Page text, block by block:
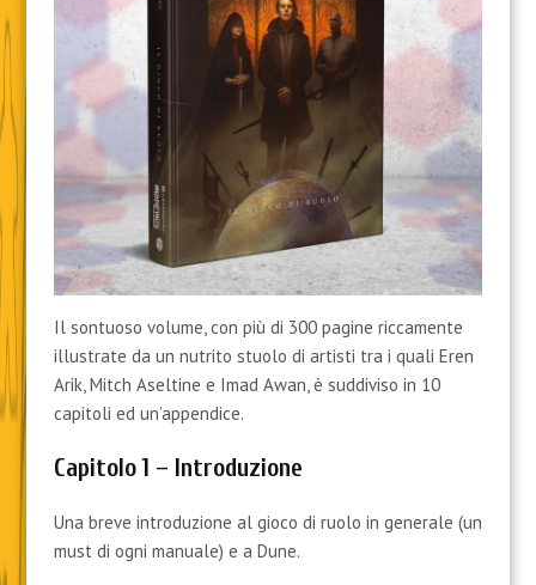
Il sontuoso volume, con più di 300 pagine riccamente
illustrate da un nutrito stuolo di artisti tra i quali Eren
Arik, Mitch Aseltine e Imad Awan, è suddiviso in 10
capitoli ed un’appendice.
Capitolo 1 – Introduzione
Una breve introduzione al gioco di ruolo in generale (un
must di ogni manuale) e a Dune.